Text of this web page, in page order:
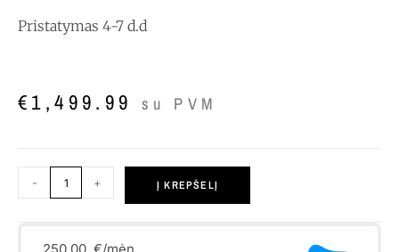
Pristatymas 4-7 d.d
€1,499.99 su PVM
- + Į KREPŠELĮ